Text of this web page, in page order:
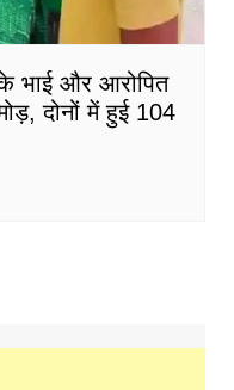
भाई और आरोपित
दोनों में हुई 104